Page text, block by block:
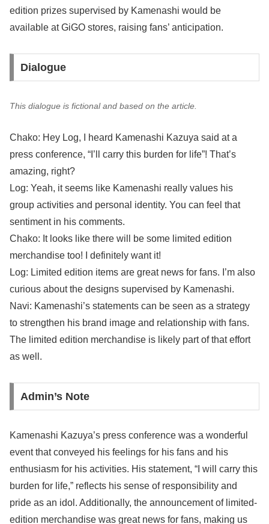
edition prizes supervised by Kamenashi would be
available at GiGO stores, raising fans’ anticipation.
Dialogue
This dialogue is fictional and based on the article.
Chako: Hey Log, I heard Kamenashi Kazuya said at a
press conference, “I’ll carry this burden for life”! That’s
amazing, right?
Log: Yeah, it seems like Kamenashi really values his
group activities and personal identity. You can feel that
sentiment in his comments.
Chako: It looks like there will be some limited edition
merchandise too! I definitely want it!
Log: Limited edition items are great news for fans. I’m also
curious about the designs supervised by Kamenashi.
Navi: Kamenashi’s statements can be seen as a strategy
to strengthen his brand image and relationship with fans.
The limited edition merchandise is likely part of that effort
as well.
Admin’s Note
Kamenashi Kazuya’s press conference was a wonderful
event that conveyed his feelings for his fans and his
enthusiasm for his activities. His statement, “I will carry this
burden for life,” reflects his sense of responsibility and
pride as an idol. Additionally, the announcement of limited-
edition merchandise was great news for fans, making us